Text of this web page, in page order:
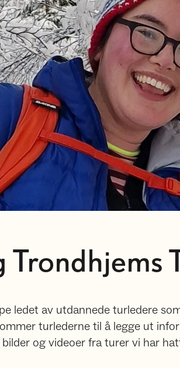
Trondhjems
ledet av utdannede turledere
turlederne til å legge ut
bilder og videoer fra turer vi har